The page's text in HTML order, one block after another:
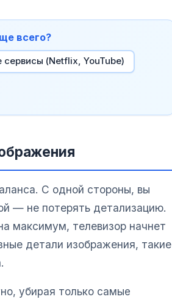
всего?
(Netflix, YouTube)
С одной стороны, вы
— не потерять детализацию.
максимум, телевизор начнет
детали изображения, такие
убирая только самые